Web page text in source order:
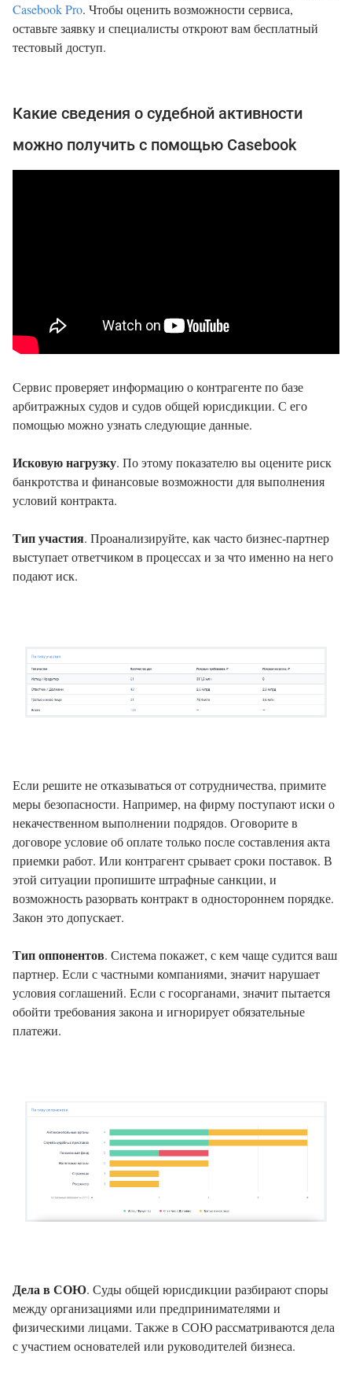
Casebook Pro. Чтобы оценить возможности сервиса,
оставьте заявку и специалисты откроют вам бесплатный
тестовый доступ.
Какие сведения о судебной активности
можно получить с помощью Casebook
Сервис проверяет информацию о контрагенте по базе
арбитражных судов и судов общей юрисдикции. С его
помощью можно узнать следующие данные.
Исковую нагрузку. По этому показателю вы оцените риск
банкротства и финансовые возможности для выполнения
условий контракта.
Тип участия. Проанализируйте, как часто бизнес-партнер
выступает ответчиком в процессах и за что именно на него
подают иск.
Если решите не отказываться от сотрудничества, примите
меры безопасности. Например, на фирму поступают иски о
некачественном выполнении подрядов. Оговорите в
договоре условие об оплате только после составления акта
приемки работ. Или контрагент срывает сроки поставок. В
этой ситуации пропишите штрафные санкции, и
возможность разорвать контракт в одностороннем порядке.
Закон это допускает.
Тип оппонентов. Система покажет, с кем чаще судится ваш
партнер. Если с частными компаниями, значит нарушает
условия соглашений. Если с госорганами, значит пытается
обойти требования закона и игнорирует обязательные
платежи.
Дела в СОЮ. Суды общей юрисдикции разбирают споры
между организациями или предпринимателями и
физическими лицами. Также в СОЮ рассматриваются дела
с участием основателей или руководителей бизнеса.